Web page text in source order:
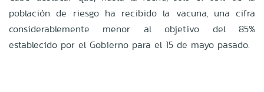
población de riesgo ha recibido la vacuna, una cifra
considerablemente menor al objetivo del 85%
establecido por el Gobierno para el 15 de mayo pasado.